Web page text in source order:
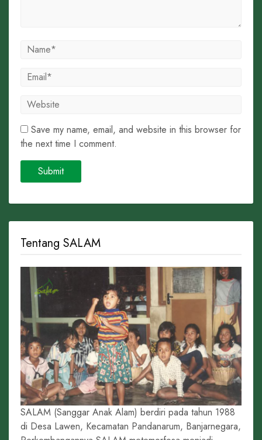
Save my name, email, and website in this browser for
the next time I comment.
Tentang SALAM
SALAM (Sanggar Anak Alam) berdiri pada tahun 1988
di Desa Lawen, Kecamatan Pandanarum, Banjarnegara,